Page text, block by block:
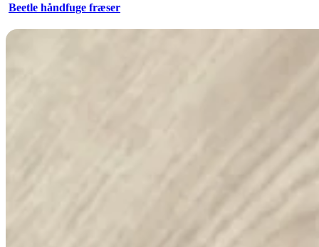
Beetle håndfuge fræser